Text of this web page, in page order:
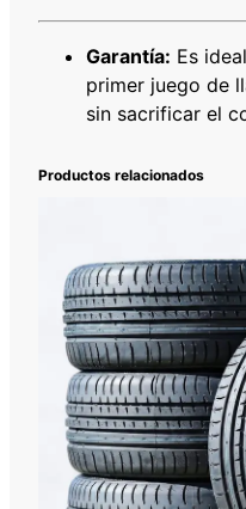
Garantía: Es
primer juego de
sin sacrificar el
Productos relacionados